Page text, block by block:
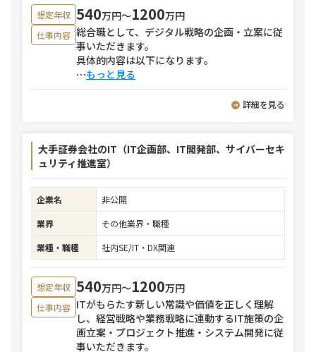
想定年収 540万円〜1200万円
仕事内容 総合職として、デジタル戦略の企画・立案に従
事いただきます。
具体的内容は以下になります。
⋯もっと見る
詳細を見る
大手証券会社のIT（IT企画部、IT開発部、サイバーセキ
ュリティ推進室）
企業名
非公開
業界
その他業界・職種
業種・職種
社内SE/IT・DX関連
想定年収 540万円〜1200万円
仕事内容 ITがもらたす新しい常識や価値を正しく理解
し、経営戦略や業務戦略に連動するIT施策の企
画立案・プロジェクト推進・システム開発に従
事いただきます。